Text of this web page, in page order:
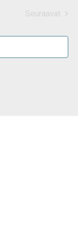
Seuraavat